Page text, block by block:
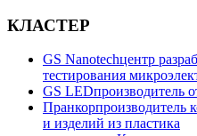
КЛАСТЕР
GS Nanotechцентр
тестирования
GS LEDпроизводитель
Пранкорпроизводитель
и изделий из пластика